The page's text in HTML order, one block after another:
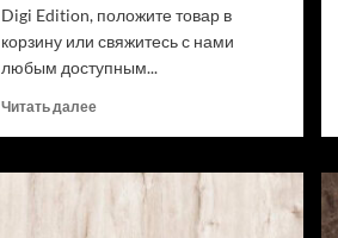
Digi Edition, положите товар в
корзину или свяжитесь с нами
любым доступным...
Читать далееПрочитать
ПВХ
плитка